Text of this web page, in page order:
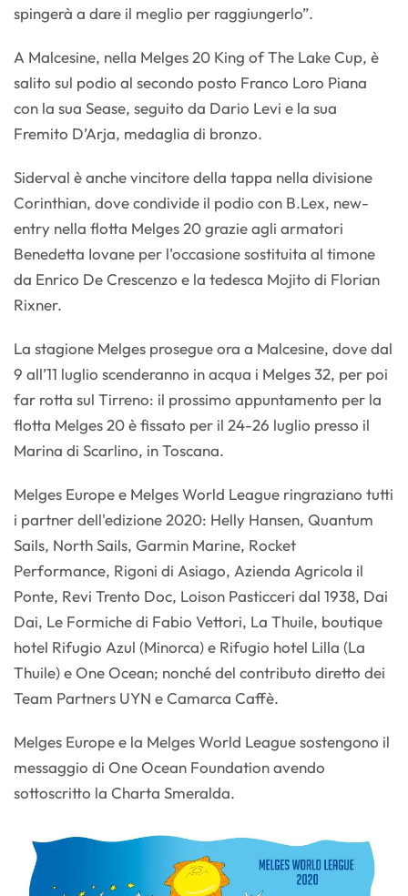
spingerà a dare il meglio per raggiungerlo”.
A Malcesine, nella Melges 20 King of The Lake Cup, è
salito sul podio al secondo posto Franco Loro Piana
con la sua Sease, seguito da Dario Levi e la sua
Fremito D’Arja, medaglia di bronzo.
Siderval è anche vincitore della tappa nella divisione
Corinthian, dove condivide il podio con B.Lex, new-
entry nella flotta Melges 20 grazie agli armatori
Benedetta Iovane per l'occasione sostituita al timone
da Enrico De Crescenzo e la tedesca Mojito di Florian
Rixner.
La stagione Melges prosegue ora a Malcesine, dove dal
9 all’11 luglio scenderanno in acqua i Melges 32, per poi
far rotta sul Tirreno: il prossimo appuntamento per la
flotta Melges 20 è fissato per il 24-26 luglio presso il
Marina di Scarlino, in Toscana.
Melges Europe e Melges World League ringraziano tutti
i partner dell'edizione 2020: Helly Hansen, Quantum
Sails, North Sails, Garmin Marine, Rocket
Performance, Rigoni di Asiago, Azienda Agricola il
Ponte, Revi Trento Doc, Loison Pasticceri dal 1938, Dai
Dai, Le Formiche di Fabio Vettori, La Thuile, boutique
hotel Rifugio Azul (Minorca) e Rifugio hotel Lilla (La
Thuile) e One Ocean; nonché del contributo diretto dei
Team Partners UYN e Camarca Caffè.
Melges Europe e la Melges World League sostengono il
messaggio di One Ocean Foundation avendo
sottoscritto la Charta Smeralda.